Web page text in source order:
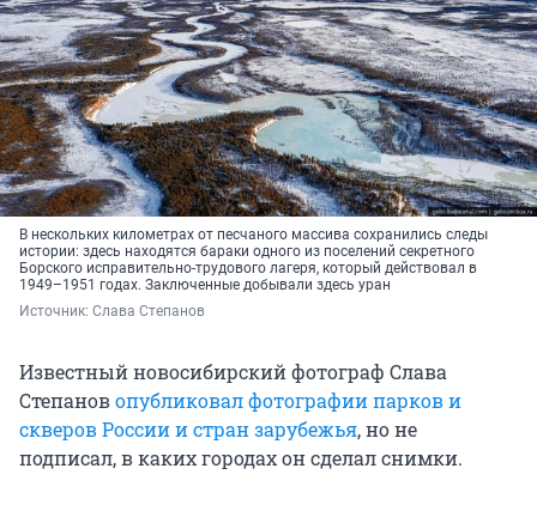
В нескольких километрах от песчаного массива сохранились следы
истории: здесь находятся бараки одного из поселений секретного
Борского исправительно-трудового лагеря, который действовал в
1949–1951 годах. Заключенные добывали здесь уран
Источник: Слава Степанов
Известный новосибирский фотограф Слава
Степановопубликовал фотографии парков и
скверов России и стран зарубежья, но не
подписал, в каких городах он сделал снимки.